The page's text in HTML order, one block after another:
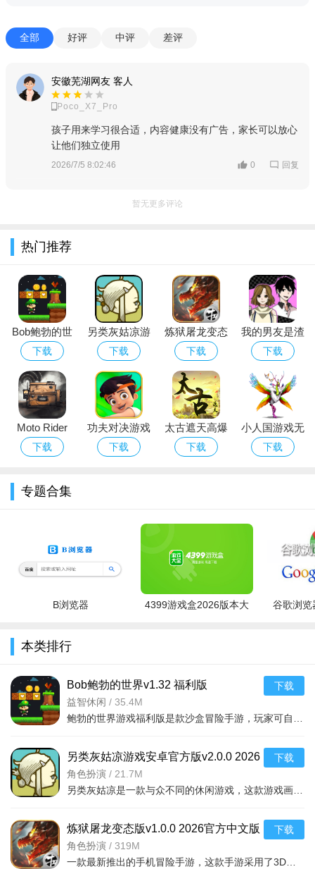
全部 好评 中评 差评
安徽芜湖网友 客人
Poco_X7_Pro
孩子用来学习很合适，内容健康没有广告，家长可以放心
让他们独立使用
2026/7/5 8:02:46 0 回复
暂无更多评论
热门推荐
Bob鲍勃的世
界
下载
另类灰姑凉游
戏安卓官方版
下载
炼狱屠龙变态
版
下载
我的男友是渣
男
下载
Moto Rider
3D（摩托骑
下载
功夫对决游戏
官方无限连招
下载
太古遮天高爆
版
下载
小人国游戏无
限钻石版
下载
专题合集
B浏览器
4399游戏盒2026版本大
谷歌浏览
本类排行
Bob鲍勃的世界v1.32 福利版
益智休闲 / 35.4M
下载
另类灰姑凉游戏安卓官方版v2.0.0 2026
官方中文版
角色扮演 / 21.7M
下载
炼狱屠龙变态版v1.0.0 2026官方中文版
角色扮演 / 319M
下载